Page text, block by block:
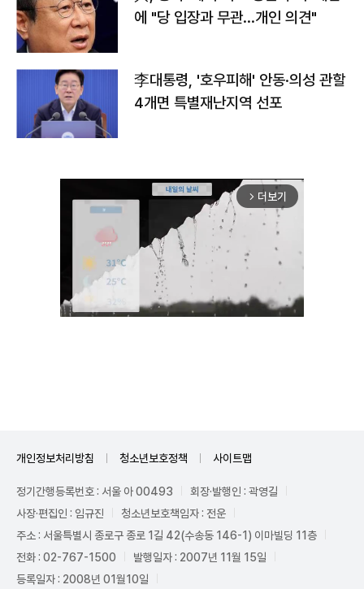
에 "당 입장과 무관…개인 의견"
李대통령, '호우피해' 안동·의성 관할
4개면 특별재난지역 선포
arrow_forward_ios 더보기
개인정보처리방침 청소년보호정책 사이트맵
정기간행등록번호 : 서울 아 00493
회장·발행인 : 곽영길
사장·편집인 : 임규진
청소년보호책임자 : 전운
주소 : 서울특별시 종로구 종로 1길 42(수송동 146-1) 이마빌딩 11층
전화 : 02-767-1500
발행일자 : 2007년 11월 15일
등록일자 : 2008년 01월10일